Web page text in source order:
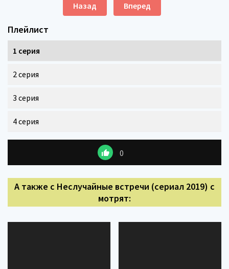
Назад Вперед
Плейлист
1 серия
2 серия
3 серия
4 серия
0
А также с Неслучайные встречи (сериал 2019) с
мотрят: